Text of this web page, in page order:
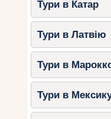
Тури в Катар
Тури в Латвію
Тури в
Тури в